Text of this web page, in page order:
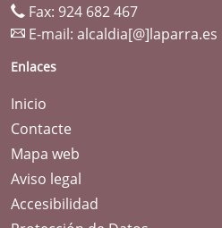
Fax: 924 682 467
E-mail: alcaldia[@]laparra.es
Enlaces
Inicio
Contacte
Mapa web
Aviso legal
Accesibilidad